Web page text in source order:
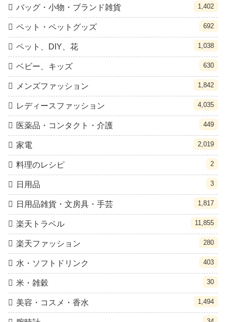
バッグ・小物・ブランド雑貨 1,402
ペット・ペットグッズ 692
ペット、DIY、花 1,038
ベビー、キッズ 630
メンズファッション 1,842
レディースファッション 4,035
医薬品・コンタクト・介護 449
家電 2,019
料理のレシピ 2
日用品 3
日用品雑貨・文房具・手芸 1,817
楽天トラベル 11,855
楽天ファッション 280
水・ソフトドリンク 403
米・雑穀 30
美容・コスメ・香水 1,494